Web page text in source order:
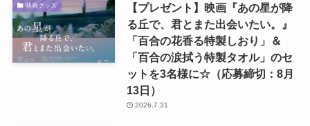
映画グッズ
【プレゼント】映画『あの星が降
る丘で、君とまた出会いたい。』
「百合の花香る特製しおり」＆
「百合の涙拭う特製タオル」のセ
ットを3名様に☆（応募締切：8月
13日）
2026.7.31